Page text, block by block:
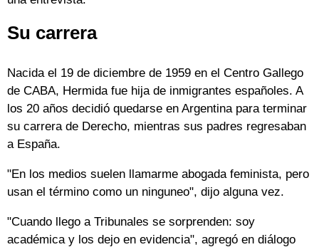
Su carrera
Nacida el 19 de diciembre de 1959 en el Centro Gallego
de CABA, Hermida fue hija de inmigrantes españoles. A
los 20 años decidió quedarse en Argentina para terminar
su carrera de Derecho, mientras sus padres regresaban
a España.
"En los medios suelen llamarme abogada feminista, pero
usan el término como un ninguneo", dijo alguna vez.
"Cuando llego a Tribunales se sorprenden: soy
académica y los dejo en evidencia", agregó en diálogo